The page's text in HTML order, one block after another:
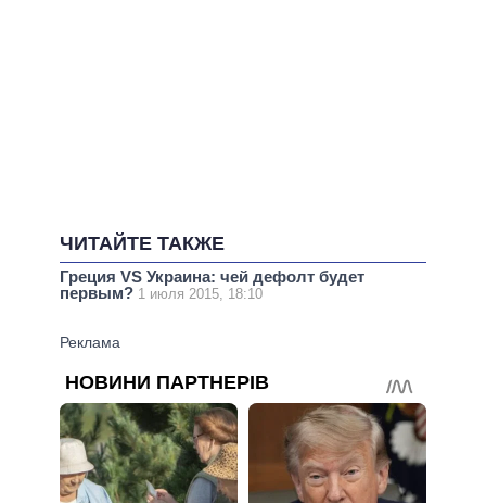
ЧИТАЙТЕ ТАКЖЕ
Греция VS Украина: чей дефолт будет
первым? 1 июля 2015, 18:10